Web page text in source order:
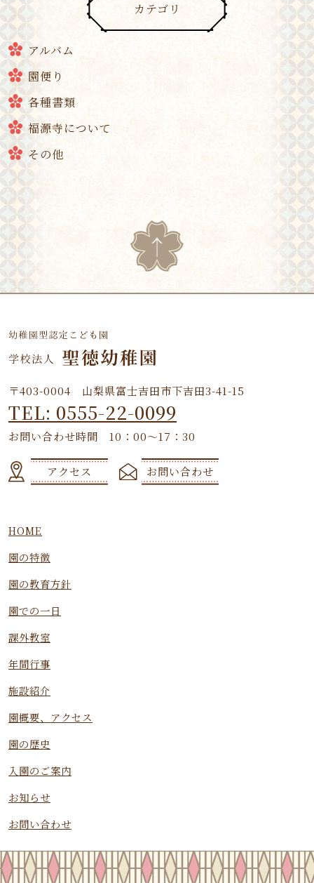
カテゴリ
アルバム
園便り
各種書類
福源寺について
その他
〒403-0004 山梨県富士吉田市下吉田3-41-15
TEL: 0555-22-0099
お問い合わせ時間 10：00～17：30
アクセス お問い合わせ
HOME
園の特徴
園の教育方針
園での一日
課外教室
年間行事
施設紹介
園概要、アクセス
園の歴史
入園のご案内
お知らせ
お問い合わせ